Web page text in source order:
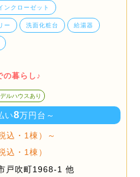
ンクローゼット
ー 洗面化粧台 給湯器
の暮らし♪
ルハウスあり
い8万円台～
込・1棟）～
込・1棟）
戸吹町1968-1 他